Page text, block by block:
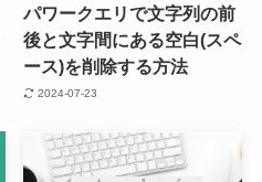
パワークエリで文字列の前
後と文字間にある空白(スペ
ース)を削除する方法
2024-07-23